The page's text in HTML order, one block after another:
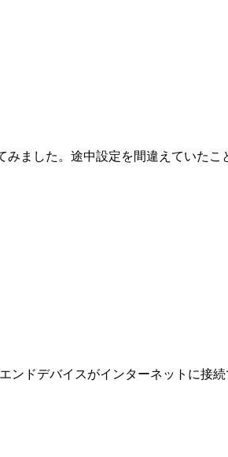
ました。途中設定を間違えていた
ドデバイスがインターネットに接続